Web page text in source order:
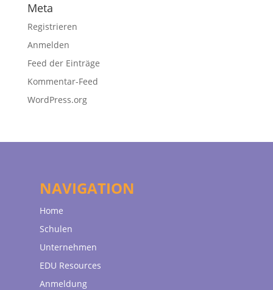
Meta
Registrieren
Anmelden
Feed der Einträge
Kommentar-Feed
WordPress.org
NAVIGATION
Home
Schulen
Unternehmen
EDU Resources
Anmeldung